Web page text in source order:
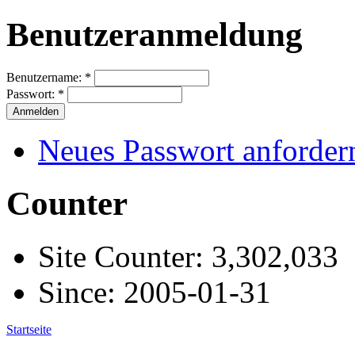
Benutzeranmeldung
Benutzername: *
Passwort: *
Neues Passwort
Counter
Site Counter: 3,302,033
Since: 2005-01-31
Startseite